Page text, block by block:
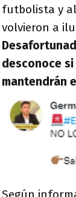
futbolista y
volvieron a
desconoce
mantendrán